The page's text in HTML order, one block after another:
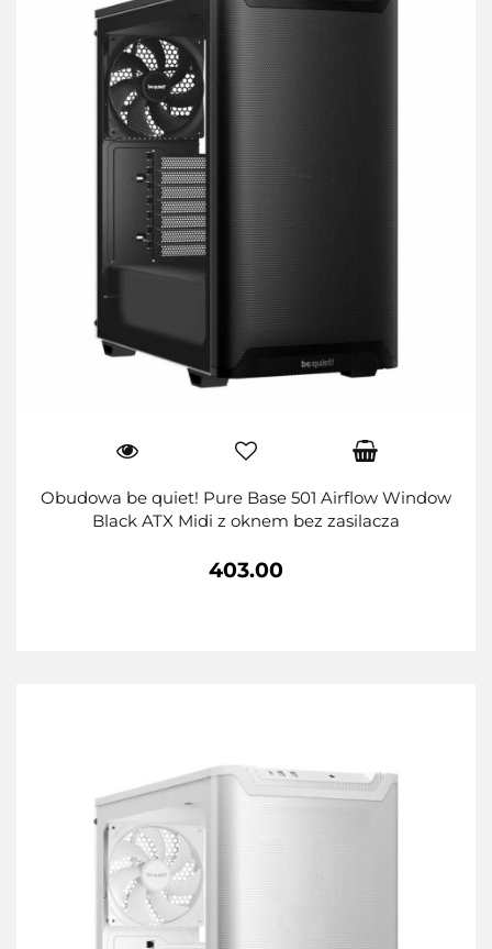
Obudowa be quiet! Pure Base 501 Airflow Window
Black ATX Midi z oknem bez zasilacza
403.00